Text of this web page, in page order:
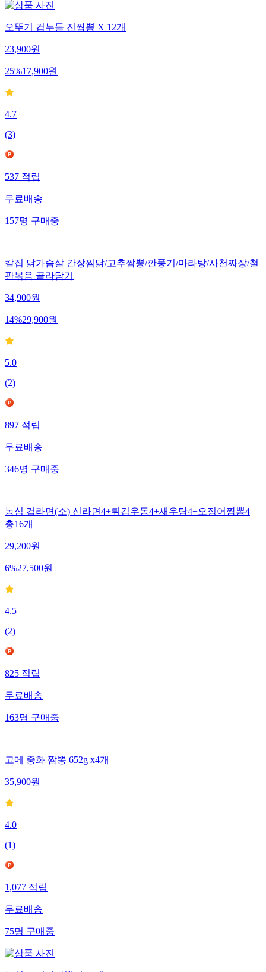
오뚜기 컵누들 진짬뽕 X 12개
23,900원
25%17,900원
4.7
(3)
537 적립
무료배송
157명 구매중
칼집 닭가슴살 간장찜닭/고추짬뽕/깐풍기/마라탕/사천짜장/철
판볶음 골라담기
34,900원
14%29,900원
5.0
(2)
897 적립
무료배송
346명 구매중
농심 컵라면(소) 신라면4+튀김우동4+새우탕4+오징어짬뽕4
총16개
29,200원
6%27,500원
4.5
(2)
825 적립
무료배송
163명 구매중
고메 중화 짬뽕 652g x4개
35,900원
4.0
(1)
1,077 적립
무료배송
75명 구매중